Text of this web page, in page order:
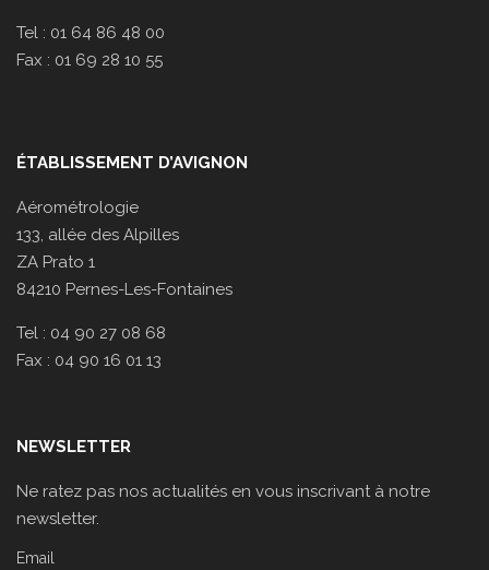
Tel : 01 64 86 48 00
Fax : 01 69 28 10 55
ÉTABLISSEMENT D’AVIGNON
Aérométrologie
133, allée des Alpilles
ZA Prato 1
84210 Pernes-Les-Fontaines
Tel : 04 90 27 08 68
Fax : 04 90 16 01 13
NEWSLETTER
Ne ratez pas nos actualités en vous inscrivant à notre
newsletter.
Email